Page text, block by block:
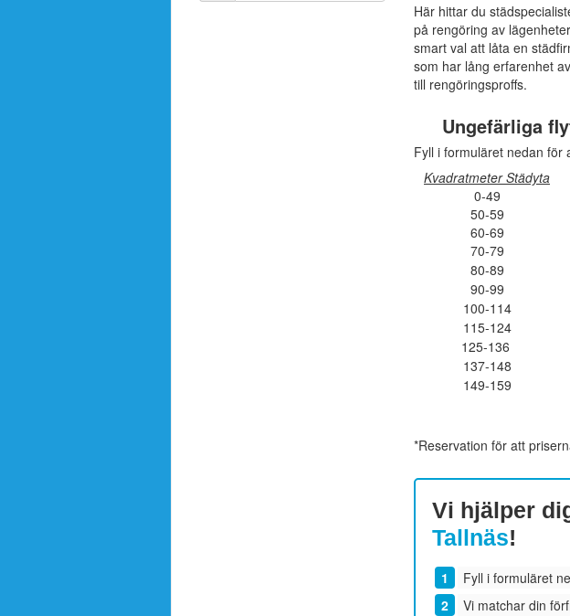
Här hittar du
på rengöring av
smart val att låta en
som har lång erfarenhet
till rengöringsproffs.
Ungefärliga
Fyll i formuläret nedan för
Kvadratmeter Städyta
0-49
50-59
60-69
70-79
80-89
90-99
100-114
115-124
125-136
137-148
149-159
*Reservation för att
Vi hjälper
Tallnäs!
Fyll i formuläret
Vi matchar din